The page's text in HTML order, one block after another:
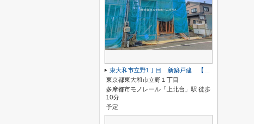
東大和市立野1丁目 新築戸建 【全2棟】
東京都東大和市立野１丁目
多摩都市モノレール「上北台」駅 徒歩
10分
予定